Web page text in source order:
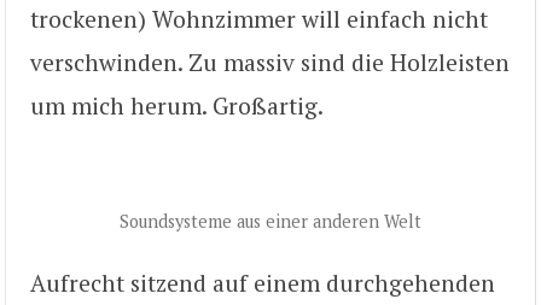
trockenen) Wohnzimmer will einfach nicht
verschwinden. Zu massiv sind die Holzleisten
um mich herum. Großartig.
Soundsysteme aus einer anderen Welt
Aufrecht sitzend auf einem durchgehenden